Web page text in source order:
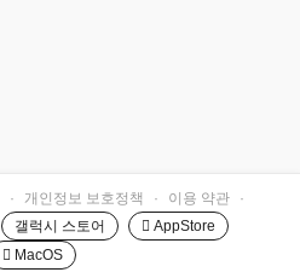
· 개인정보 보호정책 · 이용 약관
·
갤럭시 스토어
 AppStore
 MacOS